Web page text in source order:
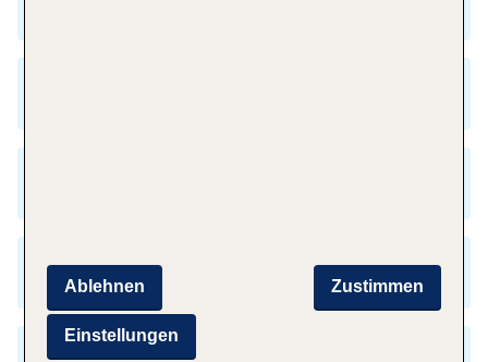
Ist für die Reise nach Madrid ein Reisepass
nötig?
Wie kann ich mich während meines Urlaubs
Zustimmen
Ablehnen
Einstellungen